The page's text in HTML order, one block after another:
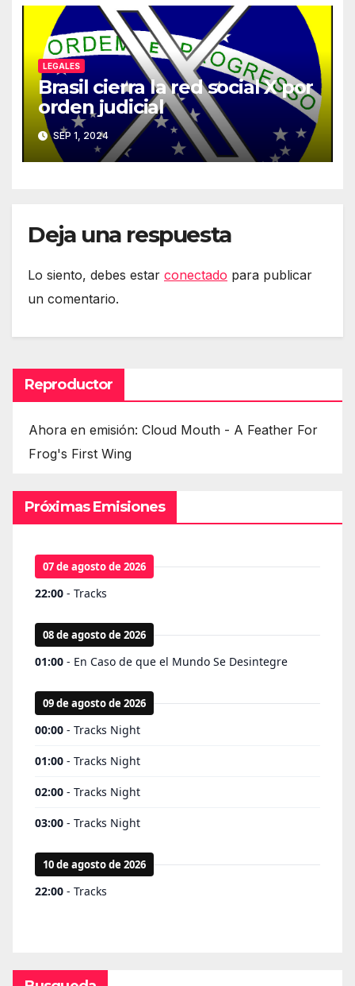
LEGALES
Brasil cierra la red social X por
orden judicial
SEP 1, 2024
Deja una respuesta
Lo siento, debes estar conectado para publicar
un comentario.
Reproductor
Ahora en emisión: Cloud Mouth - A Feather For
Frog's First Wing
Próximas Emisiones